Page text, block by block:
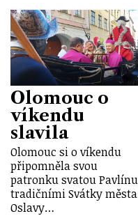
Olomouc o
víkendu
slavila
Olomouc si o víkendu
připomněla svou
patronku svatou Pavlínu
tradičními Svátky
Oslavy…